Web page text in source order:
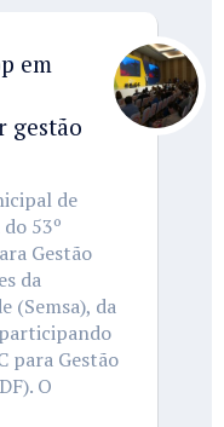
em
gestão
de
53º
Gestão
da
(Semsa), da
para Gestão
O